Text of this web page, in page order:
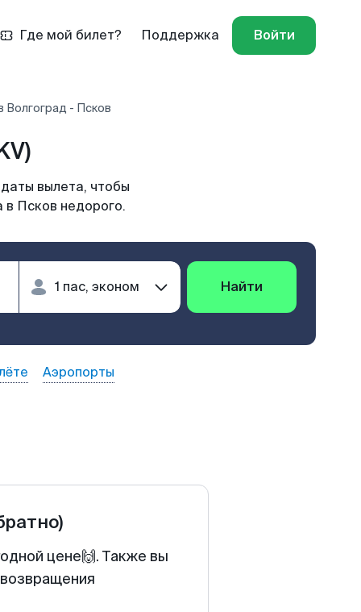
Где мой билет? Поддержка Войти
Волгоград - Псков
вылета, чтобы
в Псков недорого.
Найти
Аэропорты
цене🙌. Также вы